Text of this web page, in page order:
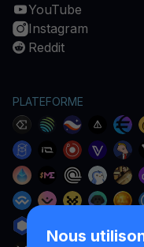
Nous
YouTube
Instagram
Reddit
PLATEFORME